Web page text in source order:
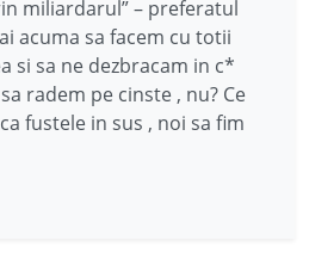
miliardarul” – preferatul
acuma sa facem cu totii
si sa ne dezbracam in c*
radem pe cinste , nu? Ce
fustele in sus , noi sa fim